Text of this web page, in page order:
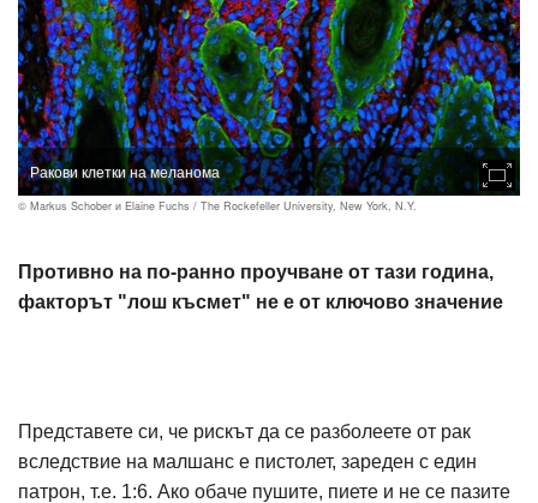
Ракови клетки на меланома
© Markus Schober и Elaine Fuchs / The Rockefeller University, New York, N.Y.
Противно на по-ранно проучване от тази година,
факторът "лош късмет" не е от ключово значение
Представете си, че рискът да се разболеете от рак
вследствие на малшанс е пистолет, зареден с един
патрон, т.е. 1:6. Ако обаче пушите, пиете и не се пазите